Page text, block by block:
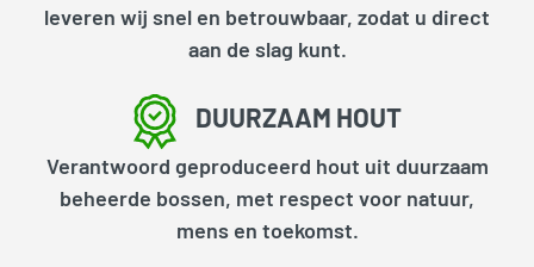
leveren wij snel en betrouwbaar, zodat u direct
aan de slag kunt.
DUURZAAM HOUT
Verantwoord geproduceerd hout uit duurzaam
beheerde bossen, met respect voor natuur,
mens en toekomst.